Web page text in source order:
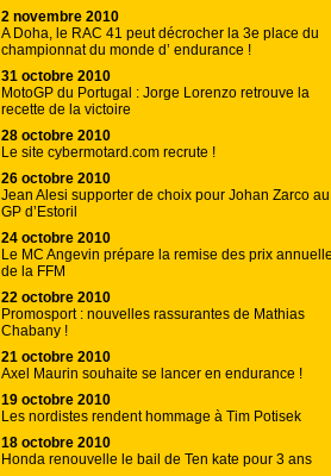
2 novembre 2010
A Doha, le RAC 41 peut décrocher la 3e place du
championnat du monde d’ endurance !
31 octobre 2010
MotoGP du Portugal : Jorge Lorenzo retrouve la
recette de la victoire
28 octobre 2010
Le site cybermotard.com recrute !
26 octobre 2010
Jean Alesi supporter de choix pour Johan Zarco au
GP d’Estoril
24 octobre 2010
Le MC Angevin prépare la remise des prix annuelle
de la FFM
22 octobre 2010
Promosport : nouvelles rassurantes de Mathias
Chabany !
21 octobre 2010
Axel Maurin souhaite se lancer en endurance !
19 octobre 2010
Les nordistes rendent hommage à Tim Potisek
18 octobre 2010
Honda renouvelle le bail de Ten kate pour 3 ans